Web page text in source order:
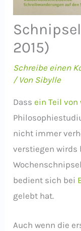
2015)
Schreibe einen
/ Von Sibylle
Dass ein Teil
nicht immer
verstiegen wirds
bedient sich bei
gelebt hat.
Auch wenn die